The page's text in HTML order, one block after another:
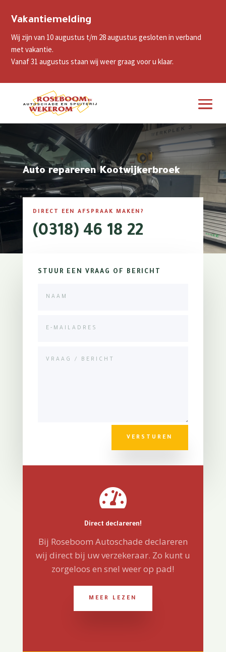
Vakantiemelding
Wij zijn van 10 augustus t/m 28 augustus gesloten in verband
met vakantie.
Vanaf 31 augustus staan wij weer graag voor u klaar.
Auto repareren Kootwijkerbroek
DIRECT EEN AFSPRAAK MAKEN?
(0318) 46 18 22
STUUR EEN VRAAG OF BERICHT
VERSTUREN

Direct declareren!
Bij Roseboom Autoschade declareren
wij direct bij uw verzekeraar. Zo kunt u
zorgeloos en snel weer op pad!
MEER LEZEN